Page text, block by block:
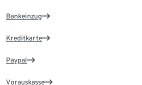
Bankeinzug
Kreditkarte
Paypal
Vorauskasse